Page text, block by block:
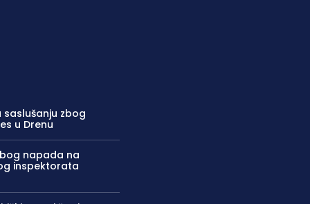
zbog
u Drenu
napada na
inspektorata